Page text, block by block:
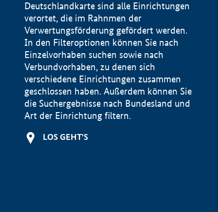
Deutschlandkarte sind alle Einrichtungen
verortet, die im Rahnmen der
Verwertungsförderung gefördert werden.
In den Filteroptionen können Sie nach
Einzelvorhaben suchen sowie nach
Verbundvorhaben, zu denen sich
verschiedene Einrichtungen zusammen
geschlossen haben. Außerdem können Sie
die Suchergebnisse nach Bundesland und
Art der Einrichtung filtern.
LOS GEHT'S